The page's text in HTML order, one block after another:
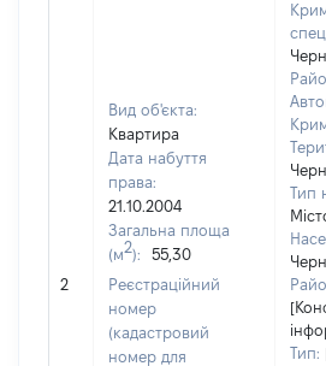
2
Вид об'єкта:
Квартира
Дата набуття
права:
21.10.2004
Загальна площа
(м2):
55,30
Реєстраційний
номер
(кадастровий
номер для
Тип
Тип: